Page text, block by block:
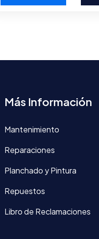
Más Información
Mantenimiento
Reparaciones
Planchado y Pintura
Repuestos
Libro de Reclamaciones